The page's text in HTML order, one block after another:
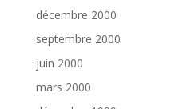
décembre 2000
septembre 2000
juin 2000
mars 2000